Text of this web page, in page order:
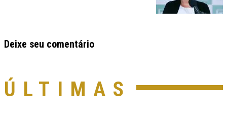
Deixe seu comentário
ÚLTIMAS